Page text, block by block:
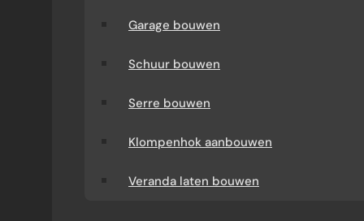
Garage bouwen
Schuur bouwen
Serre bouwen
Klompenhok aanbouwen
Veranda laten bouwen